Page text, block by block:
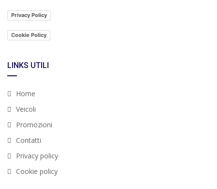
Privacy Policy
Cookie Policy
LINKS UTILI
Home
Veicoli
Promozioni
Contatti
Privacy policy
Cookie policy